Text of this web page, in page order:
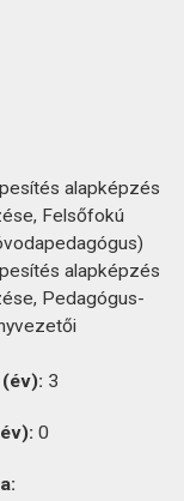
alapképzés
Felsőfokú
alapképzés
Pedagógus-
3
0